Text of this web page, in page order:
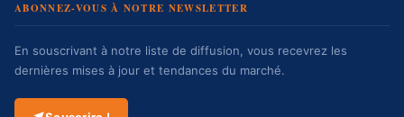
ABONNEZ-VOUS À NOTRE NEWSLETTER
En souscrivant à notre liste de diffusion, vous recevrez les
dernières mises à jour et tendances du marché.